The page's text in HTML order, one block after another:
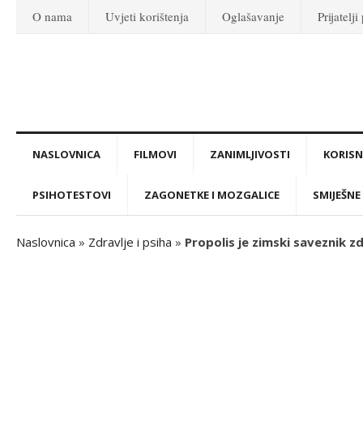
O nama Uvjeti korištenja Oglašavanje Prijatelji
NASLOVNICA FILMOVI ZANIMLJIVOSTI
PSIHOTESTOVI ZAGONETKE I MOZGALICE
Naslovnica » Zdravlje i psiha » Propolis je zimski saveznik